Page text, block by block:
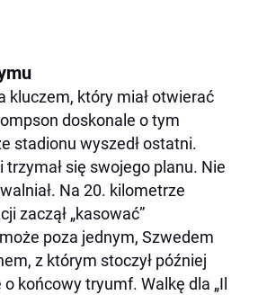
kluczem, który miał otwierać
doskonale o tym
stadionu wyszedł ostatni.
trzymał się swojego planu. Nie
Na 20. kilometrze
zaczął „kasować”
poza jednym, Szwedem
z którym stoczył później
końcowy tryumf. Walkę dla „Il